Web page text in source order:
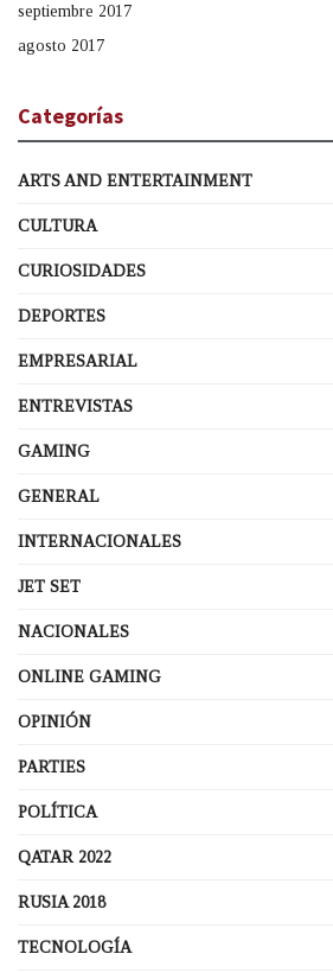
septiembre 2017
agosto 2017
Categorías
ARTS AND ENTERTAINMENT
CULTURA
CURIOSIDADES
DEPORTES
EMPRESARIAL
ENTREVISTAS
GAMING
GENERAL
INTERNACIONALES
JET SET
NACIONALES
ONLINE GAMING
OPINIÓN
PARTIES
POLÍTICA
QATAR 2022
RUSIA 2018
TECNOLOGÍA